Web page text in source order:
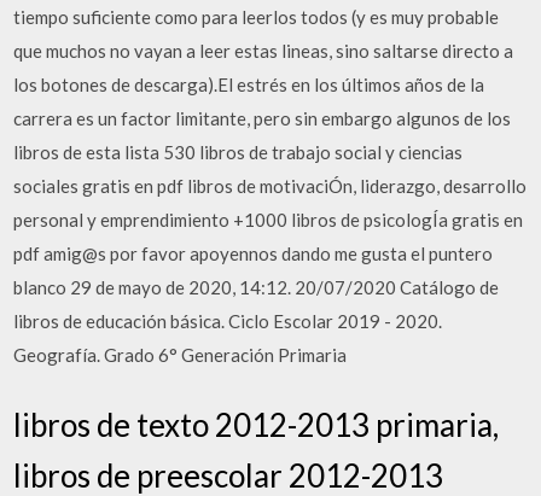
tiempo suficiente como para leerlos todos (y es muy probable
que muchos no vayan a leer estas lineas, sino saltarse directo a
los botones de descarga).El estrés en los últimos años de la
carrera es un factor limitante, pero sin embargo algunos de los
libros de esta lista 530 libros de trabajo social y ciencias
sociales gratis en pdf libros de motivaciÓn, liderazgo, desarrollo
personal y emprendimiento +1000 libros de psicologÍa gratis en
pdf amig@s por favor apoyennos dando me gusta el puntero
blanco 29 de mayo de 2020, 14:12. 20/07/2020 Catálogo de
libros de educación básica. Ciclo Escolar 2019 - 2020.
Geografía. Grado 6° Generación Primaria
libros de texto 2012-2013 primaria,
libros de preescolar 2012-2013